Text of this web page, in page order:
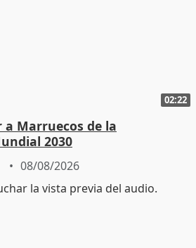
02:22
Marruecos de la
2030
08/08/2026